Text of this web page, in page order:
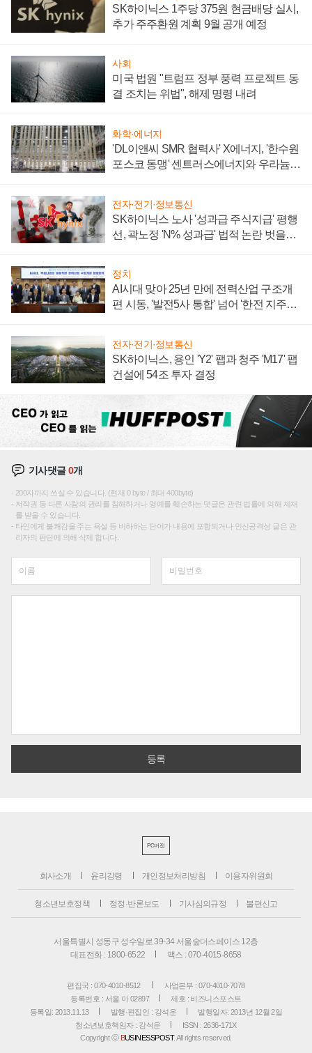
SK하이닉스 1주당 375원 현금배당 실시,
추가 주주환원 계획 9월 공개 예정
사회
미국 법원 "트럼프 정부 풍력 프로젝트 동
결 조치는 위법", 해제 명령 내려
화학·에너지
'DL이앤씨 SMR 협력사' X에너지, '한수원
포스코 동맹' 센트러스에너지와 우라늄
전자·전기·정보통신
SK하이닉스 노사 '성과급 주식지급' 평행
선, 곽노정 'N% 성과급' 법적 논란 벗을지
정치
AI시대 맞아 25년 만에 전력산업 구조개
편 시동, '발전5사 통합' 넘어 '한전 지주사'
전자·전기·정보통신
SK하이닉스, 용인 'Y2' 팹과 청주 'M17' 팹
건설에 54조 투자 결정
기사댓글0개
200자까지 쓰실 수 있습니다. (현재 0 byte / 최대 400byte)
저작권 등 다른 사람의 권리를 침해하거나 명예를 훼손하는 댓글은 관련 법률에 의해 제재
를 받을 수 있습니다.
타인에게 불쾌감을 주는 욕설 등 비하하는 단어가 내용에 포함되거나 인신공격성 글은 관
리자의 판단에 의해 삭제 합니다.
PC버전
회사소개 윤리강령 개인정보처리방침 이용자위원회
청소년보호정책 정정·반론보도 기사심의규정 불편신고
서울특별시 성동구 성수일로 39-34 서울숲더스페이스 12층
대표전화 : 1800-6522
팩스 : 070-4015-8658
편집국 : 070-4010-8512
사업본부 : 070-4010-7078
등록번호 : 서울 아 02897
제호 : 비즈니스포스트
등록일: 2013.11.13
발행·편집인 : 강석운
발행일자: 2013년 12월 2일
청소년보호책임자 : 강석운
ISSN : 2636-171X
Copyright ⓒ BUSINESSPOST. All rights reserved.